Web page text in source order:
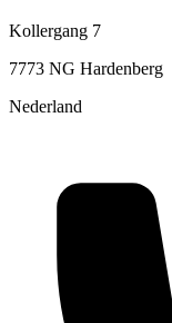
Kollergang 7
7773 NG Hardenberg
Nederland